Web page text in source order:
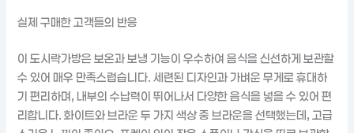
실제 구매한 고객들의 반응
이 도시락가방은 보온과 보냉 기능이 우수하여 음식을 신선하게 보관할
수 있어 매우 만족스럽습니다. 세련된 디자인과 가벼운 무게로 휴대하
기 편리하며, 내부의 수납력이 뛰어나서 다양한 음식을 넣을 수 있어 편
리합니다. 화이트와 브라운 두 가지 색상 중 브라운을 선택했는데, 고급